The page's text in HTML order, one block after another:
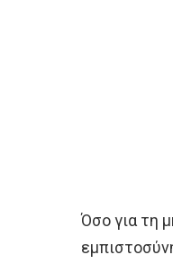
Όσο για τη